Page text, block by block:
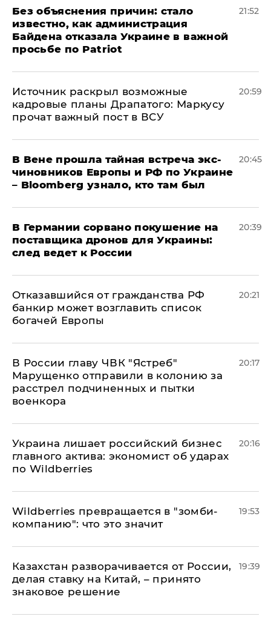
Без объяснения причин: стало
известно, как администрация
Байдена отказала Украине в важной
просьбе по Patriot
21:52
​Источник раскрыл возможные
кадровые планы Драпатого: Маркусу
прочат важный пост в ВСУ
20:59
В Вене прошла тайная встреча экс-
чиновников Европы и РФ по Украине
– Bloomberg узнало, кто там был
20:45
​В Германии сорвано покушение на
поставщика дронов для Украины:
след ведет к России
20:39
Отказавшийся от гражданства РФ
банкир может возглавить список
богачей Европы
20:21
В России главу ЧВК "Ястреб"
Марущенко отправили в колонию за
расстрел подчиненных и пытки
военкора
20:17
​Украина лишает российский бизнес
главного актива: экономист об ударах
по Wildberries
20:16
Wildberries превращается в "зомби-
компанию": что это значит
19:53
Казахстан разворачивается от России,
делая ставку на Китай, – принято
знаковое решение
19:39